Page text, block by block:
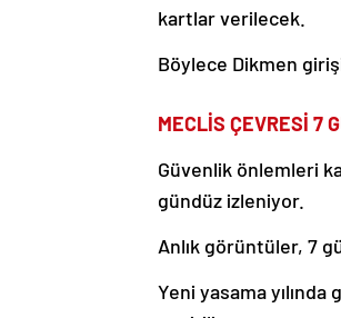
kartlar verilecek.
Böylece Dikmen
MECLİS ÇEVRESİ 7
Güvenlik önlemleri
gündüz izleniyor.
Anlık görüntüler, 7
Yeni yasama